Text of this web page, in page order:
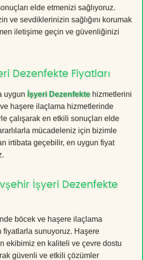
elde etmenizi sağlıyoruz.
ve sevdiklerinizin sağlığını korumak
iletişime geçin ve güvenliğinizi
Dezenfekte Fiyatları
uygun İşyeri Dezenfektehizmetlerini
haşere ilaçlama hizmetlerinde
çalışarak en etkili sonuçları elde
mücadeleniz için bizimle
irtibata geçebilir, en uygun fiyat
İşyeri Dezenfekte
böcek ve haşere ilaçlama
fiyatlarla sunuyoruz. Haşere
ekibimiz en kaliteli ve çevre dostu
güvenli ve etkili çözümler